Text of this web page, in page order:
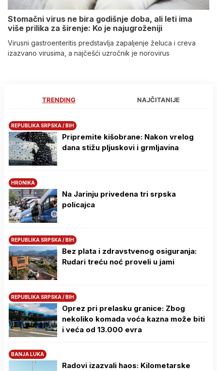
Stomačni virus ne bira godišnje doba, ali leti ima
više prilika za širenje: Ko je najugroženiji
Virusni gastroenteritis predstavlja zapaljenje želuca i creva
izazvano virusima, a najčešći uzročnik je norovirus
TRENDING NAJČITANIJE
REPUBLIKA SRPSKA / BIH
Pripremite kišobrane: Nakon vrelog
dana stižu pljuskovi i grmljavina
HRONIKA
Na Јarinju privedena tri srpska
policajca
REPUBLIKA SRPSKA / BIH
Bez plata i zdravstvenog osiguranja:
Rudari treću noć proveli u jami
REPUBLIKA SRPSKA / BIH
Oprez pri prelasku granice: Zbog
nekoliko komada voća kazna može biti
i veća od 13.000 evra
BANJA LUKA
Radovi izazvali haos: Kilometarske